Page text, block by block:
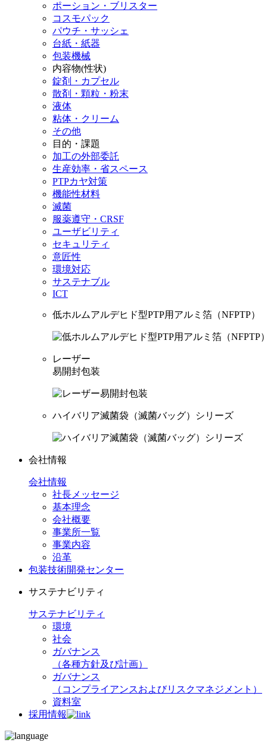
ポーション・ブリスター
コスモパック
パウチ・サッシェ
台紙・紙器
包装機械
内容物(性状)
錠剤・カプセル
散剤・顆粒・粉末
液体
粘体・クリーム
その他
目的・課題
加工の外部委託
生産効率・省スペース
PTPカヤ対策
機能性材料
滅菌
服薬遵守・CRSF
ユーザビリティ
セキュリティ
意匠性
環境対応
サステナブル
ICT
低ホルムアルデヒド型PTP用アルミ箔（NFPTP）
レーザー
易開封包装
ハイバリア滅菌袋（滅菌バッグ）シリーズ
会社情報
会社情報
社長メッセージ
基本理念
会社概要
事業所一覧
事業内容
沿革
包装技術開発センター
サステナビリティ
サステナビリティ
環境
社会
ガバナンス
（各種方針及び計画）
ガバナンス
（コンプライアンスおよびリスクマネジメント）
資料室
採用情報